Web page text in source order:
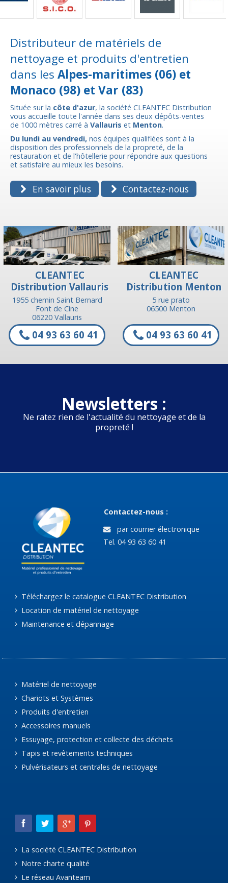
Distributeur de matériels de
nettoyage et produits d'entretien
dans les Alpes-maritimes (06) et
Monaco (98) et Var (83)
Située sur la côte d'azur, la société CLEANTEC Distribution
vous accueille toute l'année dans ses deux dépôts-ventes
de 1000 mètres carré à Vallauris et Menton.
Du lundi au vendredi, nos équipes qualifiées sont à la
disposition des professionnels de la propreté, de la
restauration et de l'hôtellerie pour répondre aux questions
et satisfaire au mieux les besoins.
En savoir plus Contactez-nous
CLEANTEC
Distribution Vallauris
1955 chemin Saint Bernard
Font de Cine
06220 Vallauris
04 93 63 60 41
CLEANTEC
Distribution Menton
5 rue prato
06500 Menton
04 93 63 60 41
Newsletters :
Ne ratez rien de l'actualité du nettoyage et de la
propreté !
Contactez-nous :
par courrier électronique
Tel. 04 93 63 60 41
Téléchargez le catalogue CLEANTEC Distribution
Location de matériel de nettoyage
Maintenance et dépannage
Matériel de nettoyage
Chariots et Systèmes
Produits d'entretien
Accessoires manuels
Essuyage, protection et collecte des déchets
Tapis et revêtements techniques
Pulvérisateurs et centrales de nettoyage
La société CLEANTEC Distribution
Notre charte qualité
Le réseau Avanteam